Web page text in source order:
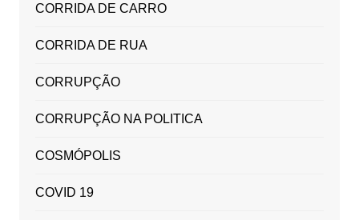
CORRIDA DE CARRO
CORRIDA DE RUA
CORRUPÇÃO
CORRUPÇÃO NA POLITICA
COSMÓPOLIS
COVID 19